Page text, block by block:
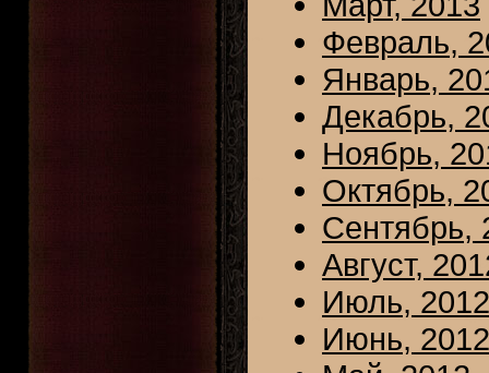
Февраль,
Январь,
Декабрь,
Ноябрь,
Октябрь,
Сентябрь,
Август,
Июль, 2012
Июнь, 2012